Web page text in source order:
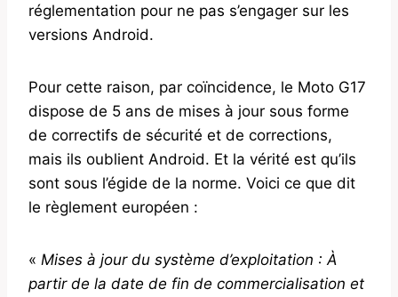
réglementation pour ne pas s’engager sur les
versions Android.
Pour cette raison, par coïncidence, le Moto G17
dispose de 5 ans de mises à jour sous forme
de correctifs de sécurité et de corrections,
mais ils oublient Android. Et la vérité est qu’ils
sont sous l’égide de la norme. Voici ce que dit
le règlement européen :
« Mises à jour du système d’exploitation : À
partir de la date de fin de commercialisation et